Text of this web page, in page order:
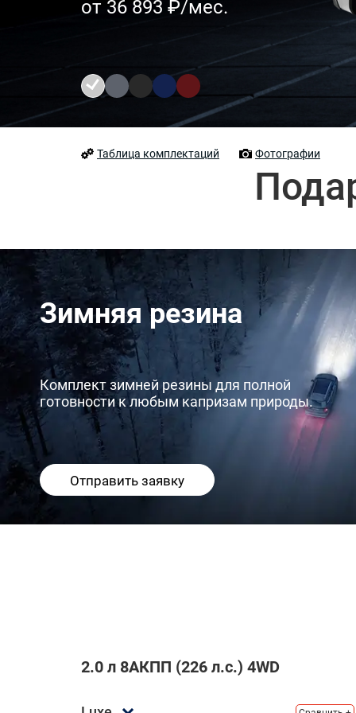
от 36 893 ₽/мес.
Таблица комплектаций Фотографии
Зимняя резина
Комплект зимней резины для полной
готовности к любым капризам природы.
Отправить заявку
2.0 л 8АКПП (226 л.с.) 4WD